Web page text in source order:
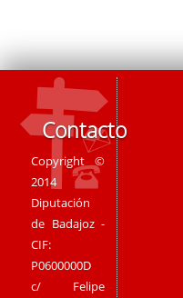
Contacto
Copyright ©
2014
Diputación
de Badajoz -
CIF:
P0600000D
c/ Felipe